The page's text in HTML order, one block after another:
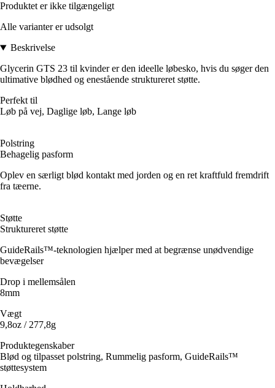
Produktet er ikke tilgængeligt
Alle varianter er udsolgt
Beskrivelse
Glycerin GTS 23 til kvinder er den ideelle løbesko, hvis du søger den
ultimative blødhed og enestående struktureret støtte.
Perfekt til
Løb på vej, Daglige løb, Lange løb
Polstring
Behagelig pasform
Oplev en særligt blød kontakt med jorden og en ret kraftfuld fremdrift
fra tæerne.
Støtte
Struktureret støtte
GuideRails™-teknologien hjælper med at begrænse unødvendige
bevægelser
Drop i mellemsålen
8mm
Vægt
9,8oz / 277,8g
Produktegenskaber
Blød og tilpasset polstring, Rummelig pasform, GuideRails™
støttesystem